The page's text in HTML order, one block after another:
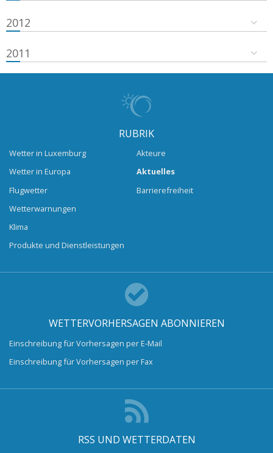
2012
2011
RUBRIK
Wetter in Luxemburg
Wetter in Europa
Flugwetter
Wetterwarnungen
Klima
Produkte und Dienstleistungen
Akteure
Aktuelles
Barrierefreiheit
WETTERVORHERSAGEN ABONNIEREN
Einschreibung für Vorhersagen per E-Mail
Einschreibung für Vorhersagen per Fax
RSS UND WETTERDATEN